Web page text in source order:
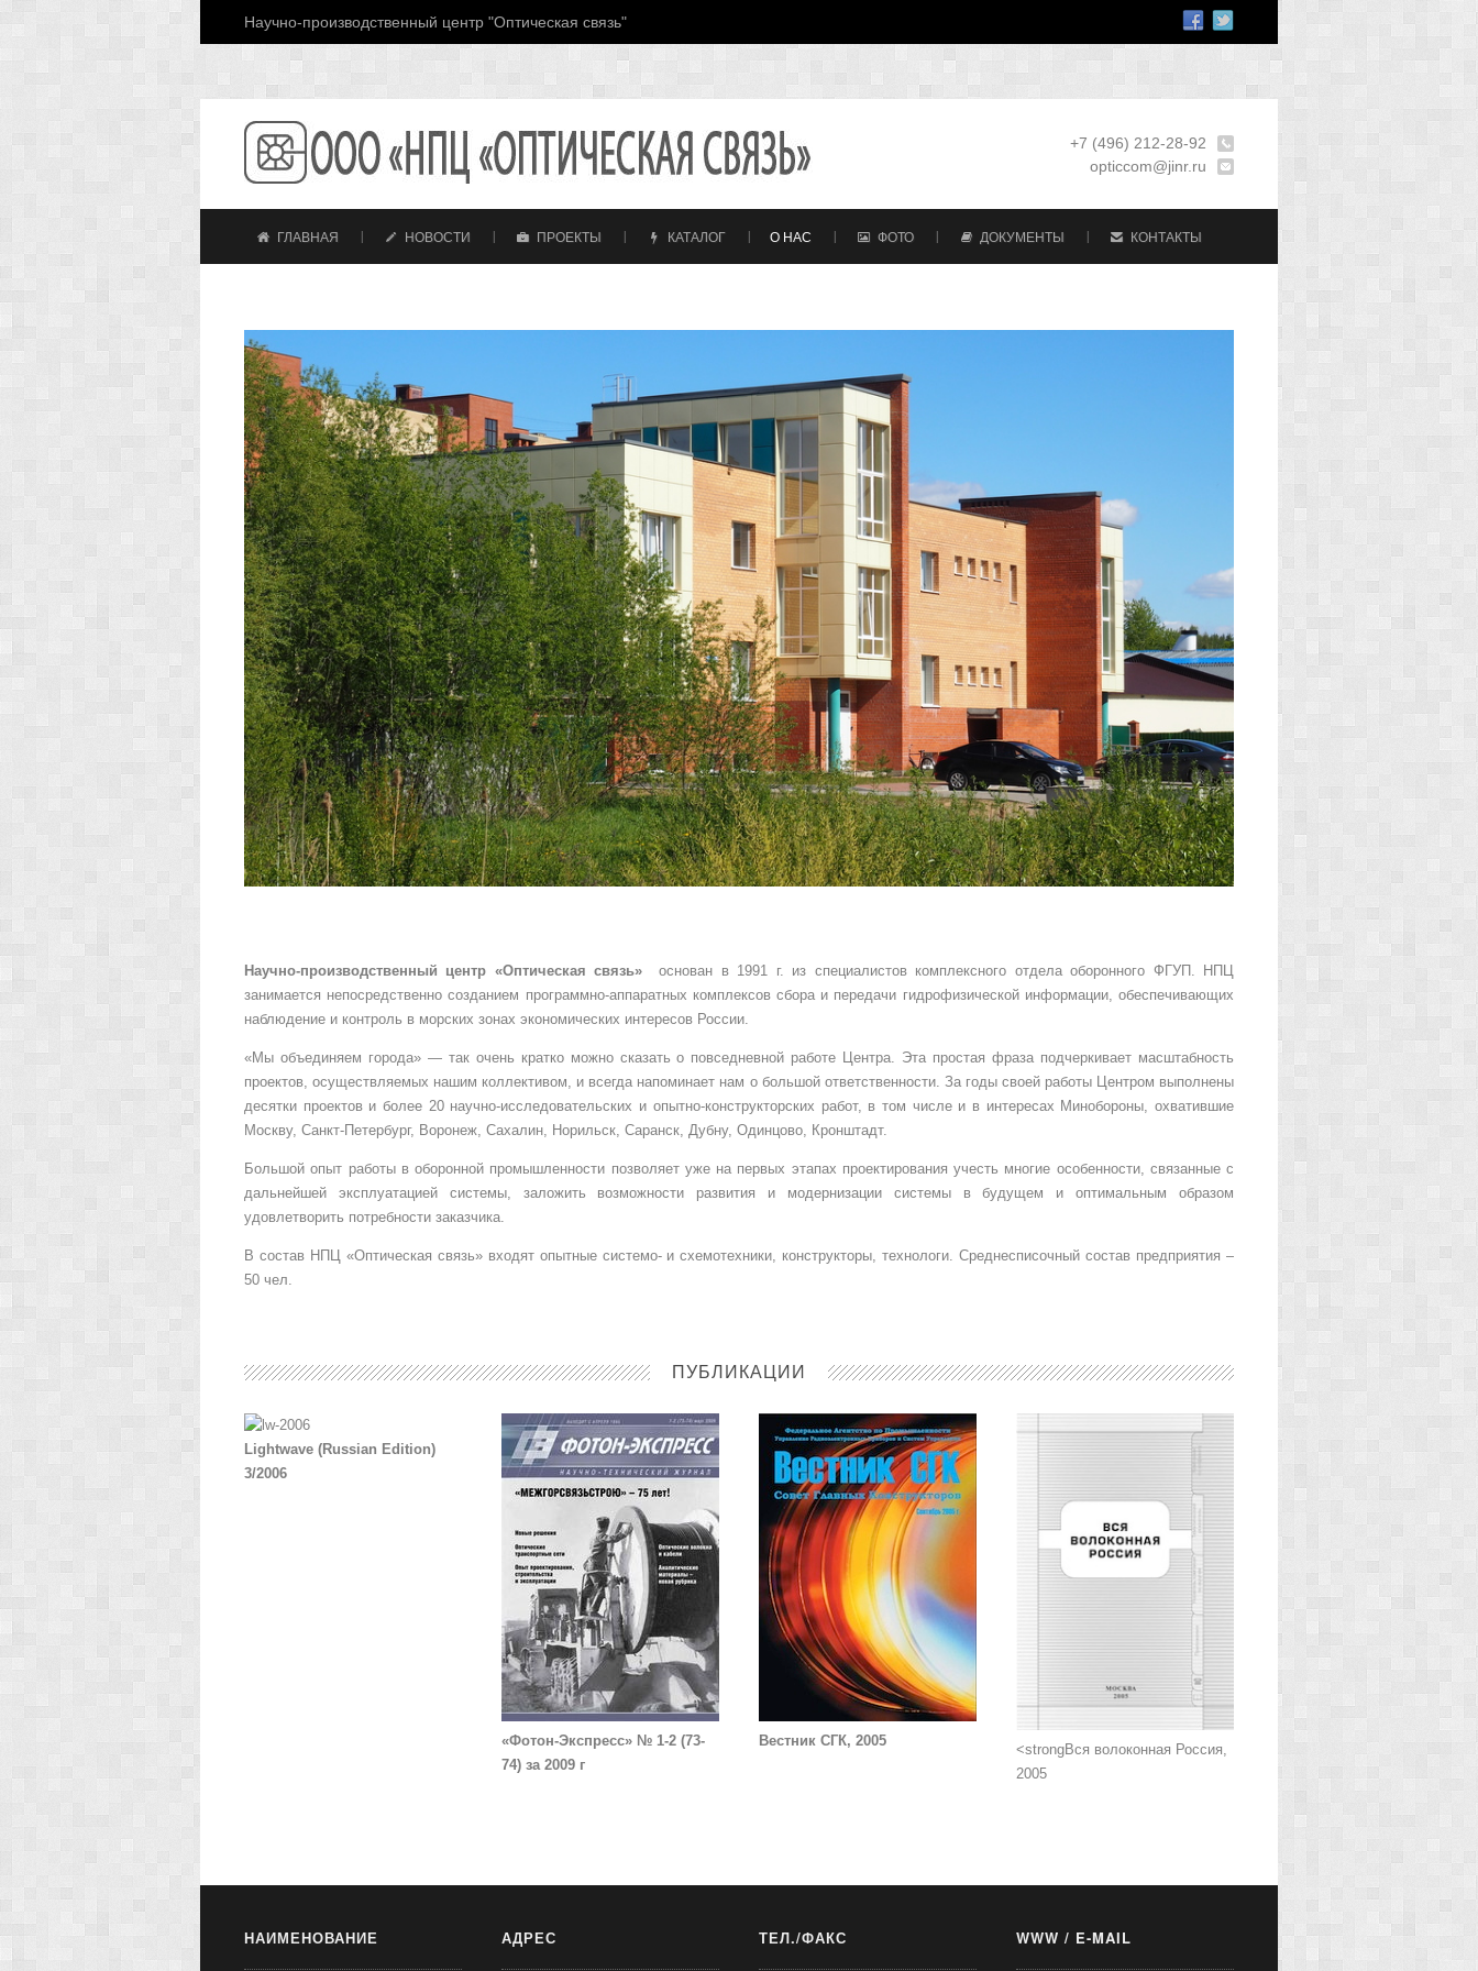
Научно-производственный центр "Оптическая связь"
+7 (496) 212-28-92
opticcom@jinr.ru
ГЛАВНАЯ НОВОСТИ ПРОЕКТЫ КАТАЛОГ О НАС ФОТО ДОКУМЕНТЫ КОНТАКТЫ
Научно-производственный центр «Оптическая связь» основан в 1991 г. из специалистов комплексного отдела оборонного ФГУП. НПЦ
занимается непосредственно созданием программно-аппаратных комплексов сбора и передачи гидрофизической информации, обеспечивающих
наблюдение и контроль в морских зонах экономических интересов России.
«Мы объединяем города» — так очень кратко можно сказать о повседневной работе Центра. Эта простая фраза подчеркивает масштабность
проектов, осуществляемых нашим коллективом, и всегда напоминает нам о большой ответственности. За годы своей работы Центром выполнены
десятки проектов и более 20 научно-исследовательских и опытно-конструкторских работ, в том числе и в интересах Минобороны, охватившие
Москву, Санкт-Петербург, Воронеж, Сахалин, Норильск, Саранск, Дубну, Одинцово, Кронштадт.
Большой опыт работы в оборонной промышленности позволяет уже на первых этапах проектирования учесть многие особенности, связанные с
дальнейшей эксплуатацией системы, заложить возможности развития и модернизации системы в будущем и оптимальным образом
удовлетворить потребности заказчика.
В состав НПЦ «Оптическая связь» входят опытные системо- и схемотехники, конструкторы, технологи. Среднесписочный состав предприятия –
50 чел.
ПУБЛИКАЦИИ
Lightwave (Russian Edition)
3/2006
«Фотон-Экспресс» № 1-2 (73-
74) за 2009 г
Вестник СГК, 2005
<strongВся волоконная Россия,
2005
НАИМЕНОВАНИЕ АДРЕС ТЕЛ./ФАКС WWW / E-MAIL